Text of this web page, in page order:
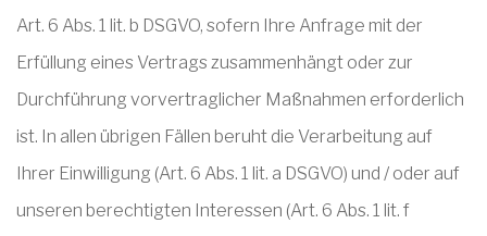
Art. 6 Abs. 1 lit. b DSGVO, sofern Ihre Anfrage mit der
Erfüllung eines Vertrags zusammenhängt oder zur
Durchführung vorvertraglicher Maßnahmen erforderlich
ist. In allen übrigen Fällen beruht die Verarbeitung auf
Ihrer Einwilligung (Art. 6 Abs. 1 lit. a DSGVO) und / oder auf
unseren berechtigten Interessen (Art. 6 Abs. 1 lit. f